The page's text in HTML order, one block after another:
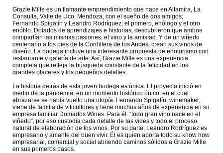
Grazie Mille es un flamante emprendimiento que nace en Altamira, La
Consulta, Valle de Uco, Mendoza, con el sueño de dos amigos;
Fernando Spigatín y Leandro Rodríguez; el primero, enólogo y el otro
enófilo. Dotados de aprendizajes e historias, descubrieron que ambos
compartían las mismas pasiones; el vino y la amistad. Y de un viñedo
centenario a los pies de la Cordillera de los Andes, crean sus vinos de
diseño. La bodega incluye una interesante propuesta de enoturismo con
restaurante y galería de arte. Así, Grazie Mille es una experiencia
completa que refleja la búsqueda constante de la felicidad en los
grandes placeres y los pequeños detalles.
La historia detrás de esta joven bodega es única. El proyecto inició en
medio de la pandemia, en un momento histórico único, en el cual
abrazarse se había vuelto una utopía. Fernando Spigatín, winemaker,
viene de familia de viticultores y tiene muchos años de experiencia en su
empresa familiar Domados Wines. Para él: “todo gran vino nace en el
viñedo”, por eso custodia cada detalle de las vides y todo el proceso
natural de elaboración de los vinos. Por su parte, Leandro Rodríguez es
empresario y amante del buen vivir. Él es quien aporta todo su know how
empresarial, comercial y social abriendo caminos sólidos a Grazie Mille
en sus primeros pasos.